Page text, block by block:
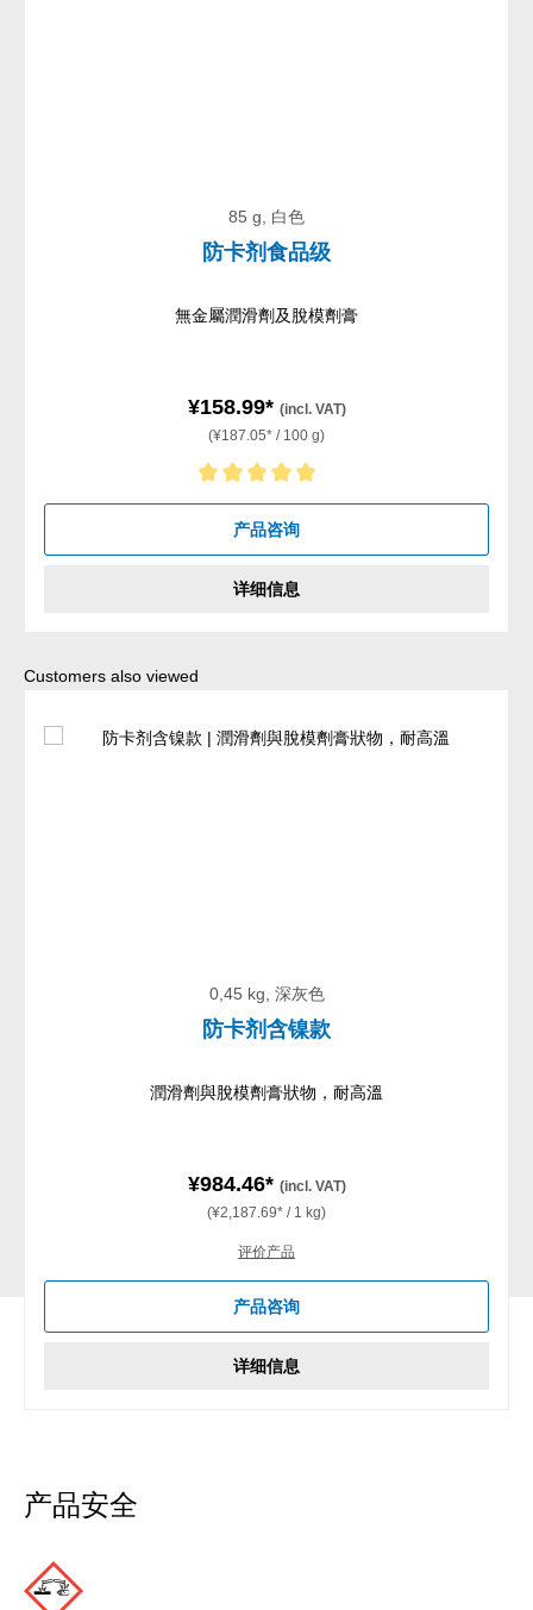
85 g, 白色
防卡剂食品级
無金屬潤滑劑及脫模劑膏
¥158.99* (incl. VAT)
(¥187.05* / 100 g)
Average rating of 5 out of 5 stars
产品咨询
详细信息
Skip product gallery
Customers also viewed
0,45 kg, 深灰色
防卡剂含镍款
潤滑劑與脫模劑膏狀物，耐高溫
¥984.46* (incl. VAT)
(¥2,187.69* / 1 kg)
评价产品
产品咨询
详细信息
产品安全